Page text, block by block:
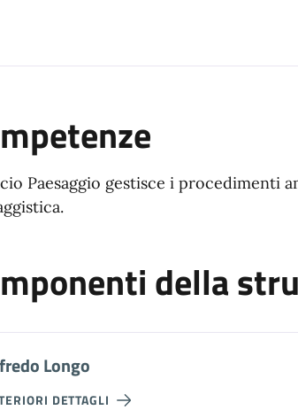
Paesaggio gestisce i procedimenti
della
Longo
DETTAGLI